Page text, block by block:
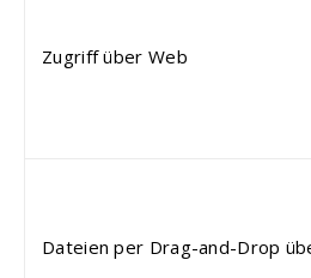
Zugriff über Web
Dateien per Drag-and-Drop